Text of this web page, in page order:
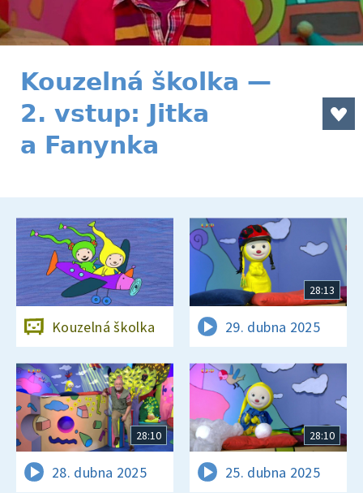
Kouzelná školka —
2. vstup: Jitka
a Fanynka
Kouzelná školka
28:13
29. dubna 2025
28:10
28. dubna 2025
28:10
25. dubna 2025